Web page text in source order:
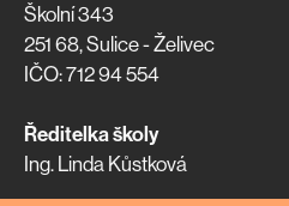
Školní 343
251 68, Sulice - Želivec
IČO: 712 94 554
Ředitelka školy
Ing. Linda Kůstková